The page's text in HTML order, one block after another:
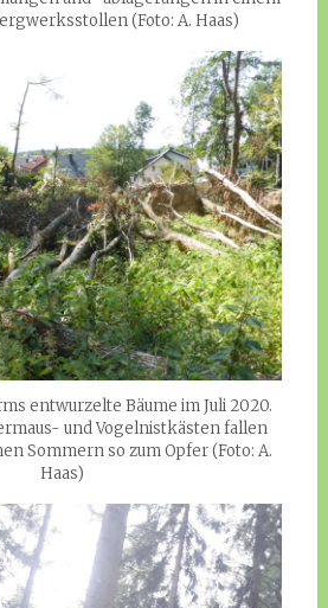
(Foto: A. Haas)
entwurzelte Bäume im Juli 2020.
und Vogelnistkästen fallen
Sommern so zum Opfer (Foto: A.
Haas)